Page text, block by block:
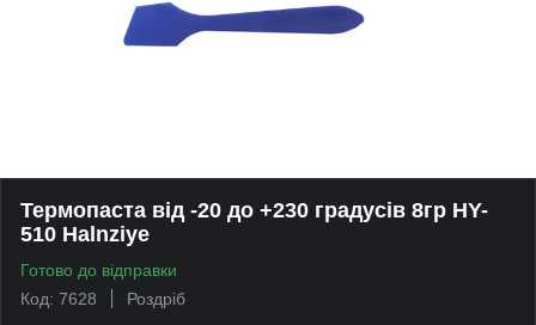
Термопаста від -20 до +230 градусів 8гр HY-
510 Halnziye
Готово до відправки
Код: 7628
Роздріб